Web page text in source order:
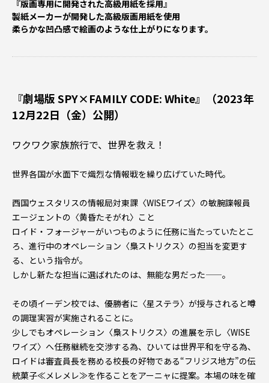
『版画専用に開発された高級用紙を採用』
製紙メーカーが開発した高級版画用紙を使用
柔らかな凹凸感で絵画のような仕上がりになります。
『劇場版 SPY×FAMILY CODE: White』（2023年
12月22日（金）公開）
ワクワク家族旅行で、世界を救え――！
世界各国が水面下で熾烈な情報戦を繰り広げていた時代。
西国ウェスタリスの情報局対東課〈WISEワイズ〉の敏腕諜報員
エージェントの〈黄昏たそがれ〉こと
ロイド・フォージャーがいつものように任務に当たっていたとこ
ろ、進行中のオペレーション〈梟ストリクス〉の担当を変更す
る、という指令が。
しかし新たな担当に選ばれたのは、無能な男だった――。
その頃イーデン校では、優勝者に〈星ステラ〉が授与されると噂
の調理実習が実施されることに。
少しでもオペレーション〈梟ストリクス〉の進展を示し〈WISE
ワイズ〉へ任務継続を交渉する為、ひいては世界平和を守る為、
ロイドは審査員長を務める校長の好物である“フリジス地方”の伝
統菓子≪メレメレ≫を作ることをアーニャに提案。本場の味を確